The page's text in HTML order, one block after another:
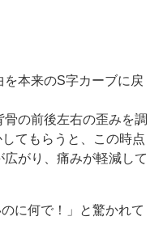
を本来のS字カーブに戻
の前後左右の歪みを調
てもらうと、この時点
がり、痛みが軽減して
に何で！」と驚かれて